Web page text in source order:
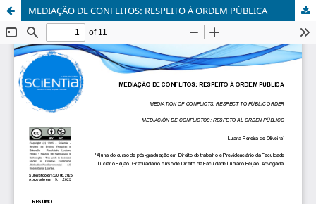
MEDIAÇÃO DE CONFLITOS: RESPEITO À ORDEM PÚBLICA